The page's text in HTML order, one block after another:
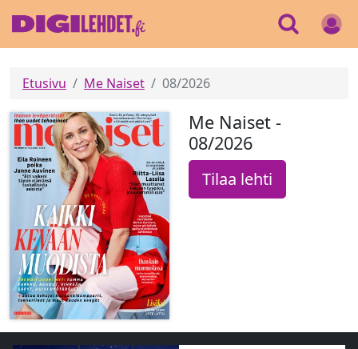
Etusivu Me Naiset 08/2026
Me Naiset -
08/2026
Tilaa lehti